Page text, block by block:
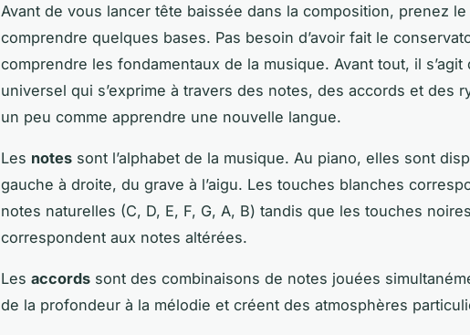
Avant de vous lancer tête baissée dans la composition, prenez
comprendre quelques bases. Pas besoin d’avoir fait le
comprendre les fondamentaux de la musique. Avant tout, il s’agit
universel qui s’exprime à travers des notes, des accords et des
un peu comme apprendre une nouvelle langue.
Les notes sont l’alphabet de la musique. Au piano, elles sont
gauche à droite, du grave à l’aigu. Les touches blanches
notes naturelles (C, D, E, F, G, A, B) tandis que les touches noires
correspondent aux notes altérées.
Les accords sont des combinaisons de notes jouées
de la profondeur à la mélodie et créent des atmosphères